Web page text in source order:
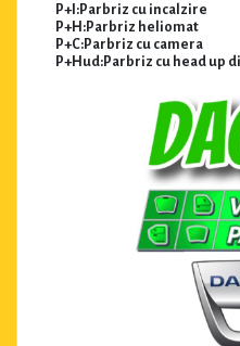
P+I:Parbriz cu incalzire
P+H:Parbriz heliomat
P+C:Parbriz cu camera
P+Hud:Parbriz cu head up